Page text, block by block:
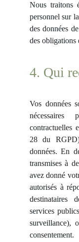
Nous traitons
personnel sur
des données
des obligations
4. Qui
Vos données
contractuelles
28 du
données. En
transmises à
avez donné
autorisés à
destinataires
services
surveillance),
consentement.